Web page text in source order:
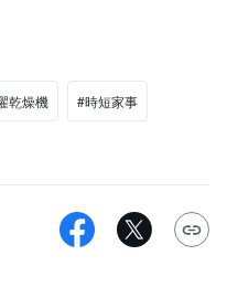
乾燥機 #時短家事